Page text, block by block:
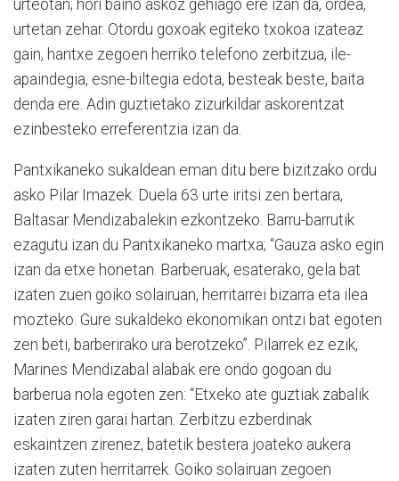
urteotan; hori baino askoz gehiago ere izan da, ordea,
urtetan zehar. Otordu goxoak egiteko txokoa izateaz
gain, hantxe zegoen herriko telefono zerbitzua, ile-
apaindegia, esne-biltegia edota, besteak beste, baita
denda ere. Adin guztietako zizurkildar askorentzat
ezinbesteko erreferentzia izan da.
Pantxikaneko sukaldean eman ditu bere bizitzako ordu
asko Pilar Imazek. Duela 63 urte iritsi zen bertara,
Baltasar Mendizabalekin ezkontzeko. Barru-barrutik
ezagutu izan du Pantxikaneko martxa; “Gauza asko egin
izan da etxe honetan. Barberuak, esaterako, gela bat
izaten zuen goiko solairuan, herritarrei bizarra eta ilea
mozteko. Gure sukaldeko ekonomikan ontzi bat egoten
zen beti, barberirako ura berotzeko”. Pilarrek ez ezik,
Marines Mendizabal alabak ere ondo gogoan du
barberua nola egoten zen: “Etxeko ate guztiak zabalik
izaten ziren garai hartan. Zerbitzu ezberdinak
eskaintzen zirenez, batetik bestera joateko aukera
izaten zuten herritarrek. Goiko solairuan zegoen